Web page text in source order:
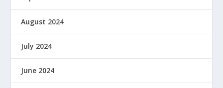
August 2024
July 2024
June 2024